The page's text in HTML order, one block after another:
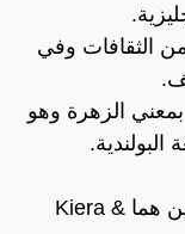
الثقافات وفي
الزهرة وهو
يكتب في الإنجليزية بطريقتين هما Kiera &